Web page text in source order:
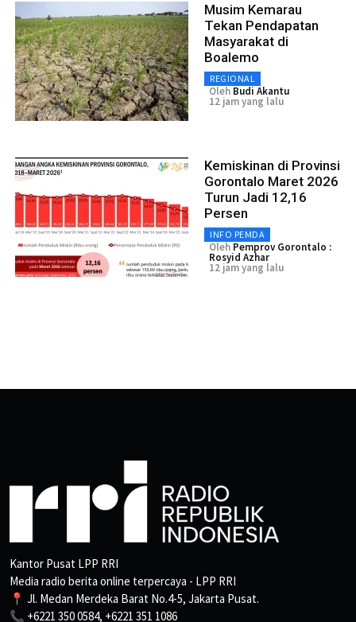
Musim Kemarau
Tekan Pendapatan
Masyarakat di
Boalemo
REGIONAL
Oleh Budi Akantu
12 jam yang lalu
Kemiskinan di Provinsi
Gorontalo Maret 2026
Turun Jadi 12,16
Persen
INFO PEMDA
Oleh Pemprov Gorontalo :
Rosyid Azhar
12 jam yang lalu
Kantor Pusat LPP RRI
Media radio berita online terpercaya - LPP RRI
📍 Jl. Medan Merdeka Barat No.4-5, Jakarta Pusat.
📞 +6221 350 0584, +6221 351 1086